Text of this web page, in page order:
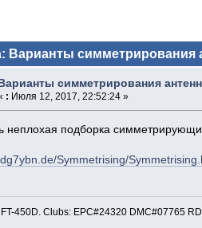
Варианты симметрирования
Варианты симметрирования антенн
: Июля 12, 2017, 22:52:24 »
неплохая подборка
Symmetrising/
FT-450D. Clubs: EPC#24320 DMC#07765